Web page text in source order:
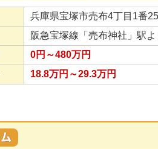
兵庫県宝塚市売布4丁目1番
阪急宝塚線「売布神社」駅
0円～480万円
18.8万円～29.3万円